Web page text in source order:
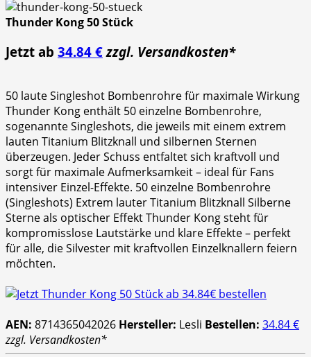
Thunder Kong 50 Stück
Jetzt ab 34.84 € zzgl. Versandkosten*
50 laute Singleshot Bombenrohre für maximale Wirkung
Thunder Kong enthält 50 einzelne Bombenrohre,
sogenannte Singleshots, die jeweils mit einem extrem
lauten Titanium Blitzknall und silbernen Sternen
überzeugen. Jeder Schuss entfaltet sich kraftvoll und
sorgt für maximale Aufmerksamkeit – ideal für Fans
intensiver Einzel-Effekte. 50 einzelne Bombenrohre
(Singleshots) Extrem lauter Titanium Blitzknall Silberne
Sterne als optischer Effekt Thunder Kong steht für
kompromisslose Lautstärke und klare Effekte – perfekt
für alle, die Silvester mit kraftvollen Einzelknallern feiern
möchten.
AEN: 8714365042026 Hersteller: Lesli Bestellen: 34.84 €
zzgl. Versandkosten*